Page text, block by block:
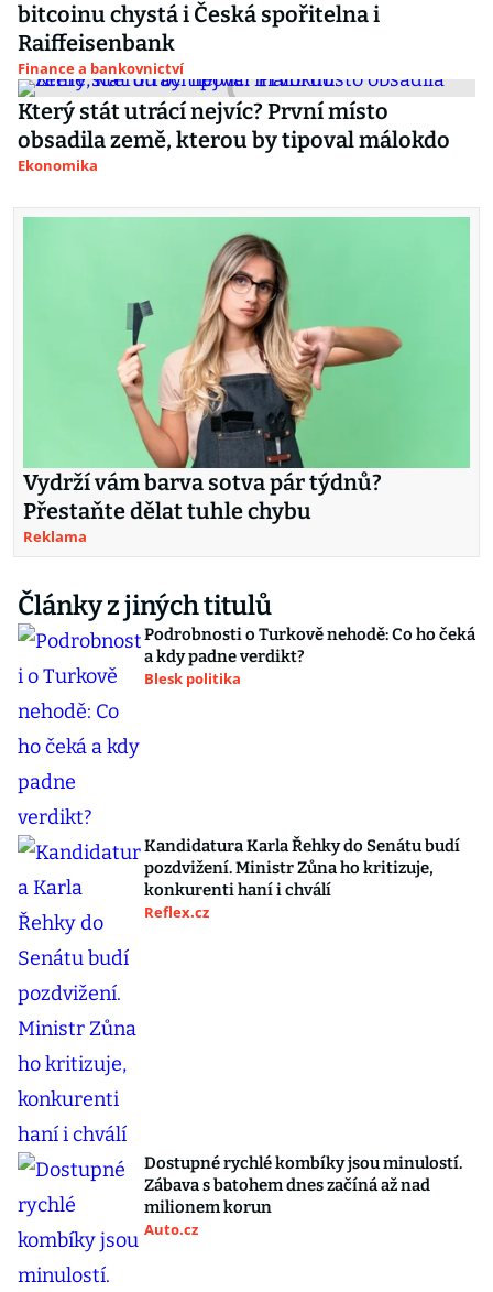
bitcoinu chystá i Česká spořitelna i
Raiffeisenbank
Finance a bankovnictví
Který stát utrácí nejvíc? První místo
obsadila země, kterou by tipoval málokdo
Ekonomika
Vydrží vám barva sotva pár týdnů?
Přestaňte dělat tuhle chybu
Reklama
Články z jiných titulů
Podrobnosti o Turkově nehodě: Co ho čeká
a kdy padne verdikt?
Blesk politika
Kandidatura Karla Řehky do Senátu budí
pozdvižení. Ministr Zůna ho kritizuje,
konkurenti haní i chválí
Reflex.cz
Dostupné rychlé kombíky jsou minulostí.
Zábava s batohem dnes začíná až nad
milionem korun
Auto.cz